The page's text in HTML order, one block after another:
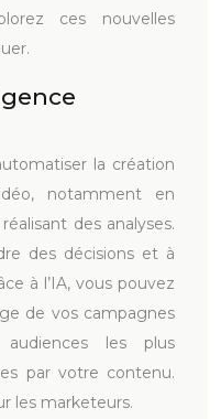
ces nouvelles
la création
notamment en
des analyses.
des décisions et à
à l’IA, vous pouvez
de vos campagnes
les plus
par votre contenu.
les marketeurs.